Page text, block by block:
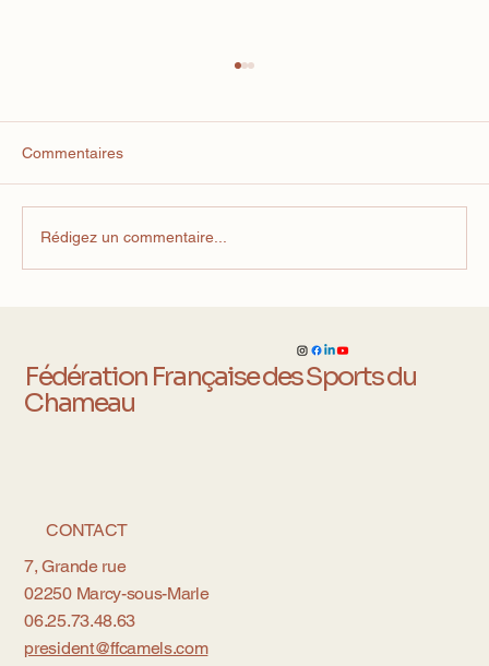
accueille la Coupe de France et un duel
international inédit !
Commentaires
Rédigez un commentaire...
Fédération Française des Sports du
Chameau
CONTACT
7, Grande rue
02250 Marcy-sous-Marle
06.25.73.48.63
president@ffcamels.com